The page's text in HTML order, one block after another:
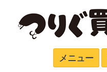
メニュー